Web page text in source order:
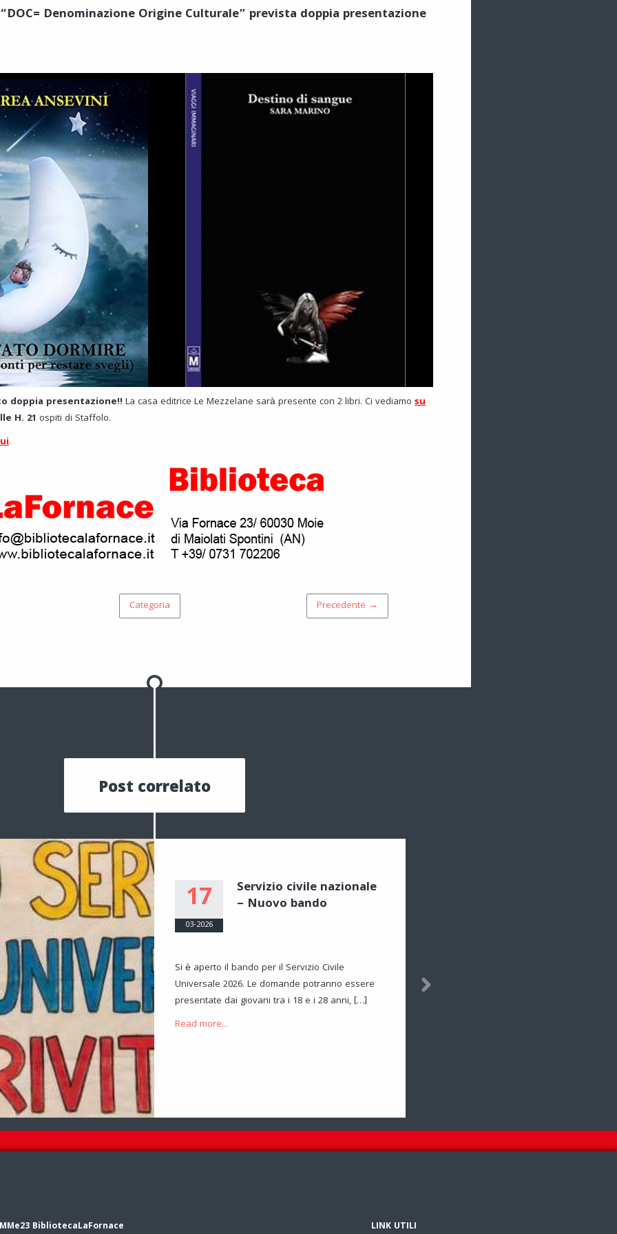
Denominazione Origine Culturale” prevista doppia presentazione
doppia presentazione!! La casa editrice Le Mezzelane sarà presente con 2 libri. Ci vediamo su
H. 21 ospiti di Staffolo.
.
Categoria Precedente →
Post correlato
17
03-2026
Servizio civile nazionale
– Nuovo bando
Si è aperto il bando per il Servizio Civile
Universale 2026. Le domande potranno essere
presentate dai giovani tra i 18 e i 28 anni, […]
Read more...
BibliotecaLaFornace LINK UTILI